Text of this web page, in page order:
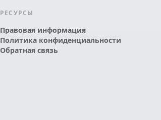
РЕСУРСЫ
Правовая информация
Политика конфиденциальности
Обратная связь